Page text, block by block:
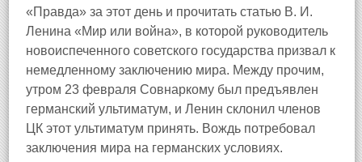
«Правда» за этот день и прочитать статью В. И.
Ленина «Мир или война», в которой руководитель
новоиспеченного советского государства призвал к
немедленному заключению мира. Между прочим,
утром 23 февраля Совнаркому был предъявлен
германский ультиматум, и Ленин склонил членов
ЦК этот ультиматум принять. Вождь потребовал
заключения мира на германских условиях.